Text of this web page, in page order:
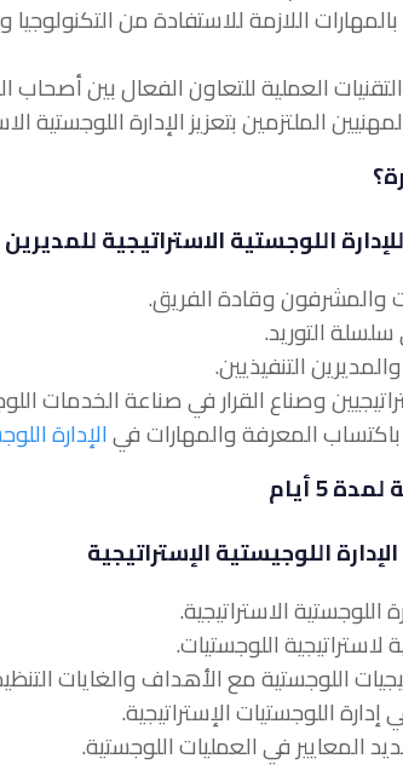
اللازمة للاستفادة من التكنولوجيا
اللوجستية الاستراتيجية للمديرين
الإدارة
5 أيام
اللوجيستية الإستراتيجية